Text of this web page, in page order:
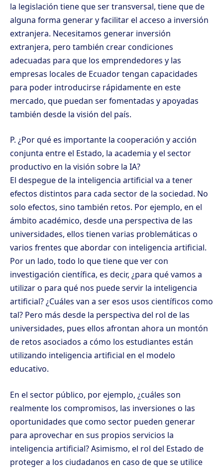
la legislación tiene que ser transversal, tiene que de
alguna forma generar y facilitar el acceso a inversión
extranjera. Necesitamos generar inversión
extranjera, pero también crear condiciones
adecuadas para que los emprendedores y las
empresas locales de Ecuador tengan capacidades
para poder introducirse rápidamente en este
mercado, que puedan ser fomentadas y apoyadas
también desde la visión del país.
P. ¿Por qué es importante la cooperación y acción
conjunta entre el Estado, la academia y el sector
productivo en la visión sobre la IA?
El despegue de la inteligencia artificial va a tener
efectos distintos para cada sector de la sociedad. No
solo efectos, sino también retos. Por ejemplo, en el
ámbito académico, desde una perspectiva de las
universidades, ellos tienen varias problemáticas o
varios frentes que abordar con inteligencia artificial.
Por un lado, todo lo que tiene que ver con
investigación científica, es decir, ¿para qué vamos a
utilizar o para qué nos puede servir la inteligencia
artificial? ¿Cuáles van a ser esos usos científicos como
tal? Pero más desde la perspectiva del rol de las
universidades, pues ellos afrontan ahora un montón
de retos asociados a cómo los estudiantes están
utilizando inteligencia artificial en el modelo
educativo.
En el sector público, por ejemplo, ¿cuáles son
realmente los compromisos, las inversiones o las
oportunidades que como sector pueden generar
para aprovechar en sus propios servicios la
inteligencia artificial? Asimismo, el rol del Estado de
proteger a los ciudadanos en caso de que se utilice